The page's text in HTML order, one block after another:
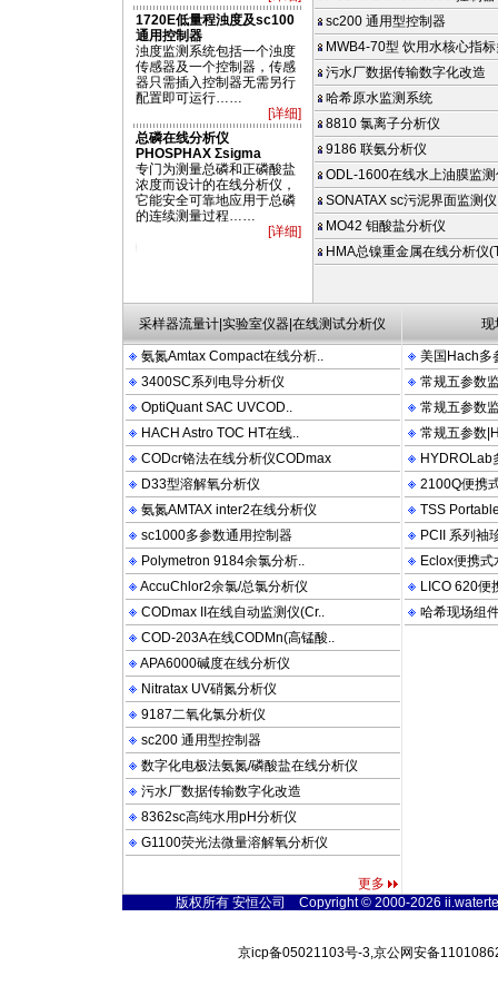
1720E低量程浊度及sc100
通用控制器
浊度监测系统包括一个浊度
传感器及一个控制器，传感
器只需插入控制器无需另行
配置即可运行……
[详细]
总磷在线分析仪
PHOSPHAX Σsigma
专门为测量总磷和正磷酸盐
浓度而设计的在线分析仪，
它能安全可靠地应用于总磷
的连续测量过程……
[详细]
2100N 2100P 2100AN DRB200 FT660 LDO OTT HYDROLAB
sc200 通用型控制器
MWB4-70型 饮用水核心指
污水厂数据传输数字化改造
哈希原水监测系统
8810 氯离子分析仪
9186 联氨分析仪
ODL-1600在线水上油膜监测
SONATAX sc污泥界面监测仪
MO42 钼酸盐分析仪
HMA总镍重金属在线分析仪
采样器流量计|实验室仪器|在线测试分析仪 现
氨氮Amtax Compact在线分析..
3400SC系列电导分析仪
OptiQuant SAC UVCOD..
HACH Astro TOC HT在线..
CODcr铬法在线分析仪CODmax
D33型溶解氧分析仪
氨氮AMTAX inter2在线分析仪
sc1000多参数通用控制器
Polymetron 9184余氯分析..
AccuChlor2余氯/总氯分析仪
CODmax II在线自动监测仪(Cr..
COD-203A在线CODMn(高锰酸..
APA6000碱度在线分析仪
Nitratax UV硝氮分析仪
9187二氧化氯分析仪
sc200 通用型控制器
数字化电极法氨氮/磷酸盐在线分析仪
污水厂数据传输数字化改造
8362sc高纯水用pH分析仪
G1100荧光法微量溶解氧分析仪
更多
美国Hach多
常规五参数
常规五参数
常规五参数
HYDROLab
2100Q便携
TSS
PCII 系列袖
Eclox便携式
LICO 620便
哈希现场组
版权所有 安恒公司 Copyright © 2000-2026
京icp备05021103号-3,京公网安备